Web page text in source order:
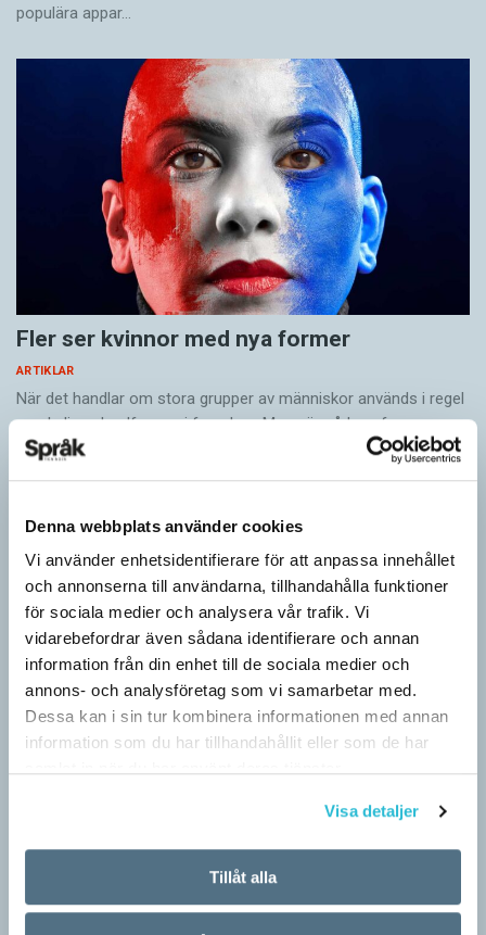
Denna webbplats använder cookies
Vi använder enhetsidentifierare för att anpassa innehållet
och annonserna till användarna, tillhandahålla funktioner
för sociala medier och analysera vår trafik. Vi
vidarebefordrar även sådana identifierare och annan
information från din enhet till de sociala medier och
annons- och analysföretag som vi samarbetar med.
Dessa kan i sin tur kombinera informationen med annan
information som du har tillhandahållit eller som de har
Visa detaljer
Tillåt alla
populära appar…
Fler ser kvinnor med nya former
ARTIKLAR
När det handlar om stora grupper av människor används i regel
maskulina pluralformer i franskan. Men när sådana ­former
ersätts av dubbel­former som les étudiantes…
Pronomen avslöjar vem som ska tala
meningsstruktur. Ändå har tvååringar lärt sig grunderna
i turtagning i samtal. Förmågan utvecklas ytterligare i takt med…